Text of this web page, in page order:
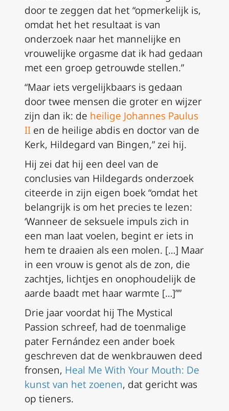
door te zeggen dat het “opmerkelijk is,
omdat het het resultaat is van
onderzoek naar het mannelijke en
vrouwelijke orgasme dat ik had gedaan
met een groep getrouwde stellen.”
“Maar iets vergelijkbaars is gedaan
door twee mensen die groter en wijzer
zijn dan ik: de heilige Johannes Paulus
II en de heilige abdis en doctor van de
Kerk, Hildegard van Bingen,” zei hij.
Hij zei dat hij een deel van de
conclusies van Hildegards onderzoek
citeerde in zijn eigen boek “omdat het
belangrijk is om het precies te lezen:
‘Wanneer de seksuele impuls zich in
een man laat voelen, begint er iets in
hem te draaien als een molen. […] Maar
in een vrouw is genot als de zon, die
zachtjes, lichtjes en onophoudelijk de
aarde baadt met haar warmte […]””
Drie jaar voordat hij The Mystical
Passion schreef, had de toenmalige
pater Fernández een ander boek
geschreven dat de wenkbrauwen deed
fronsen, Heal Me With Your Mouth: De
kunst van het zoenen, dat gericht was
op tieners.